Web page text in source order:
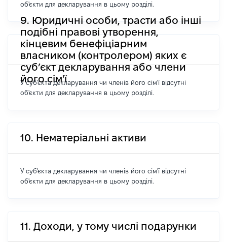
об'єкти для декларування в цьому розділі.
9. Юридичні особи, трасти або інші
подібні правові утворення,
кінцевим бенефіціарним
власником (контролером) яких є
суб’єкт декларування або члени
його сім'ї
У суб'єкта декларування чи членів його сім'ї відсутні
об'єкти для декларування в цьому розділі.
10. Нематеріальні активи
У суб'єкта декларування чи членів його сім'ї відсутні
об'єкти для декларування в цьому розділі.
11. Доходи, у тому числі подарунки